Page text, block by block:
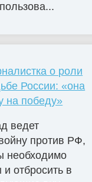
о роли
России: «она
на победу»
ведет
против РФ,
необходимо
отбросить в